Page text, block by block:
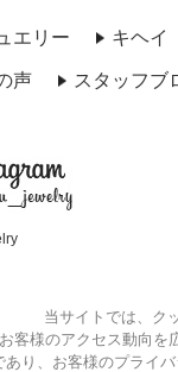
エリー キヘイ
声 スタッフブ
当サイトでは、ク
お客様のアクセス動向を
り、お客様のプライ